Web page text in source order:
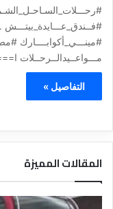
#مينـــي_أكوابــــارك
التفاصيل »
المقالات المميزة